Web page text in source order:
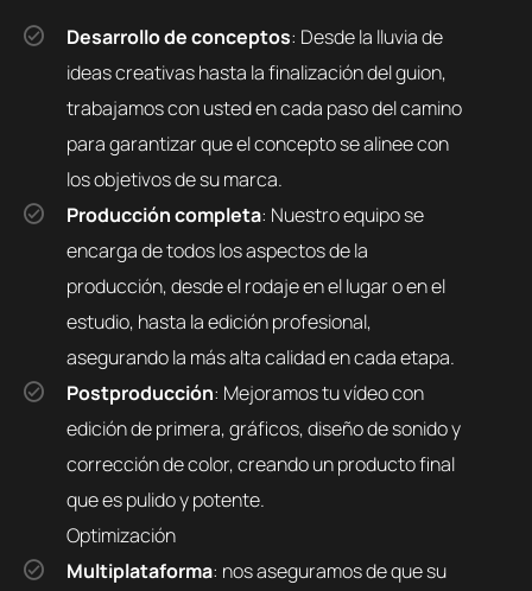
Desarrollo de conceptos: Desde la lluvia de
ideas creativas hasta la finalización del guion,
trabajamos con usted en cada paso del camino
para garantizar que el concepto se alinee con
los objetivos de su marca.
Producción completa: Nuestro equipo se
encarga de todos los aspectos de la
producción, desde el rodaje en el lugar o en el
estudio, hasta la edición profesional,
asegurando la más alta calidad en cada etapa.
Postproducción: Mejoramos tu vídeo con
edición de primera, gráficos, diseño de sonido y
corrección de color, creando un producto final
que es pulido y potente.
Optimización
Multiplataforma: nos aseguramos de que su